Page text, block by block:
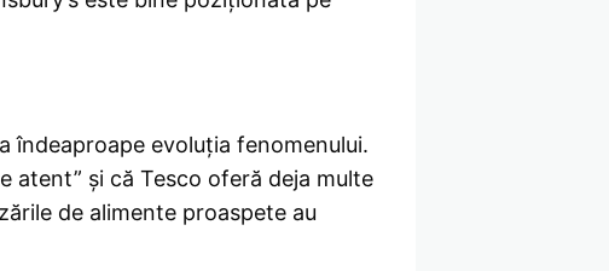
îndeaproape evoluția fenomenului.
atent” și că Tesco oferă deja multe
de alimente proaspete au